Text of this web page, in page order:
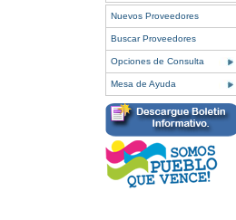
Nuevos Proveedores
Buscar Proveedores
Opciones de Consulta
Mesa de Ayuda